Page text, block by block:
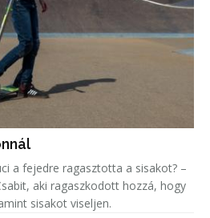
a fejedre ragasztotta a sisakot? –
aki ragaszkodott hozzá, hogy
sisakot viseljen.